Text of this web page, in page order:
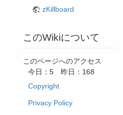
zKillboard
このWikiについて
このページへのアクセス
今日：5 昨日：168
Copyright
Privacy Policy